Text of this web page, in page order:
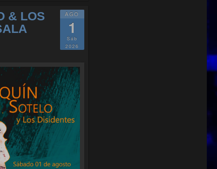
SALA MASTER" AGO
1
Sáb
2026
& LOS